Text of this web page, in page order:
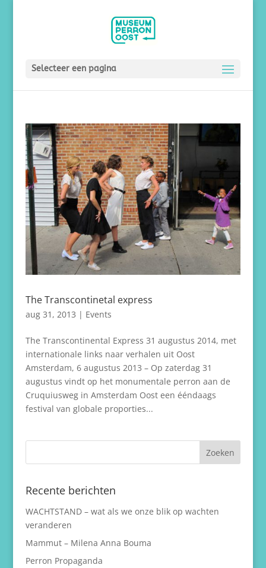
Selecteer een pagina
The Transcontinetal express
aug 31, 2013 | Events
The Transcontinental Express 31 augustus 2014, met
internationale links naar verhalen uit Oost
Amsterdam, 6 augustus 2013 – Op zaterdag 31
augustus vindt op het monumentale perron aan de
Cruquiusweg in Amsterdam Oost een ééndaags
festival van globale proporties...
Recente berichten
WACHTSTAND – wat als we onze blik op wachten
veranderen
Mammut – Milena Anna Bouma
Perron Propaganda